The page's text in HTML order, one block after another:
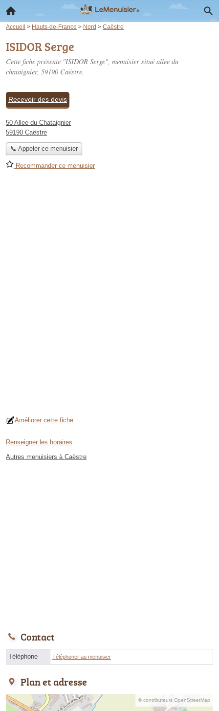
Accueil > Hauts-de-France > Nord > Caëstre
ISIDOR Serge
Cette fiche présente "ISIDOR Serge", menuisier situé allee du
chataignier, 59190 Caëstre.
Recevoir des devis
50 Allee du Chataignier
59190 Caëstre
📞 Appeler ce menuisier
Recommander ce menuisier
Améliorer cette fiche
Renseigner les horaires
Autres menuisiers à Caëstre
Contact
Téléphone Téléphoner au menuisier
Plan et adresse
© contributeurs OpenStreetMap